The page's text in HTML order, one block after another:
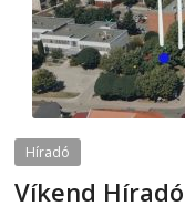
Híradó
Víkend